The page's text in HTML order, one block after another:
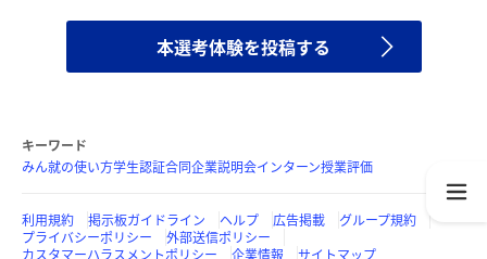
本選考体験を投稿する
キーワード
みん就の使い方学生認証合同企業説明会インターン授業評価
利用規約 掲示板ガイドライン ヘルプ 広告掲載
グループ規約
プライバシーポリシー
外部送信ポリシー
カスタマーハラスメントポリシー
企業情報 サイトマップ